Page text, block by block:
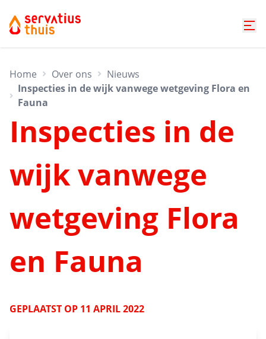
Home Over ons
Nieuws
Inspecties in de wijk vanwege wetgeving Flora en
Fauna
Inspecties in de
wijk vanwege
wetgeving Flora
en Fauna
GEPLAATST OP 11 APRIL 2022